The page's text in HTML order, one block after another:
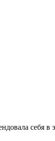
себя